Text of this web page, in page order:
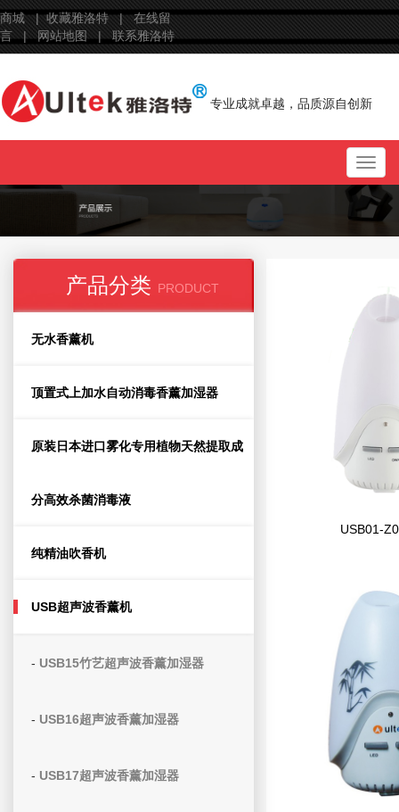
商城 |收藏雅洛特 |在线留
言 | 网站地图 |联系雅洛特
专业成就卓越，品质源自创新
USB01-
产品分类 PRODUCT
无水香薰机
顶置式上加水自动消毒香薰加湿器
原装日本进口雾化专用植物天然提取成
分高效杀菌消毒液
纯精油吹香机
USB超声波香薰机
- USB15竹艺超声波香薰加湿器
- USB16超声波香薰加湿器
- USB17超声波香薰加湿器